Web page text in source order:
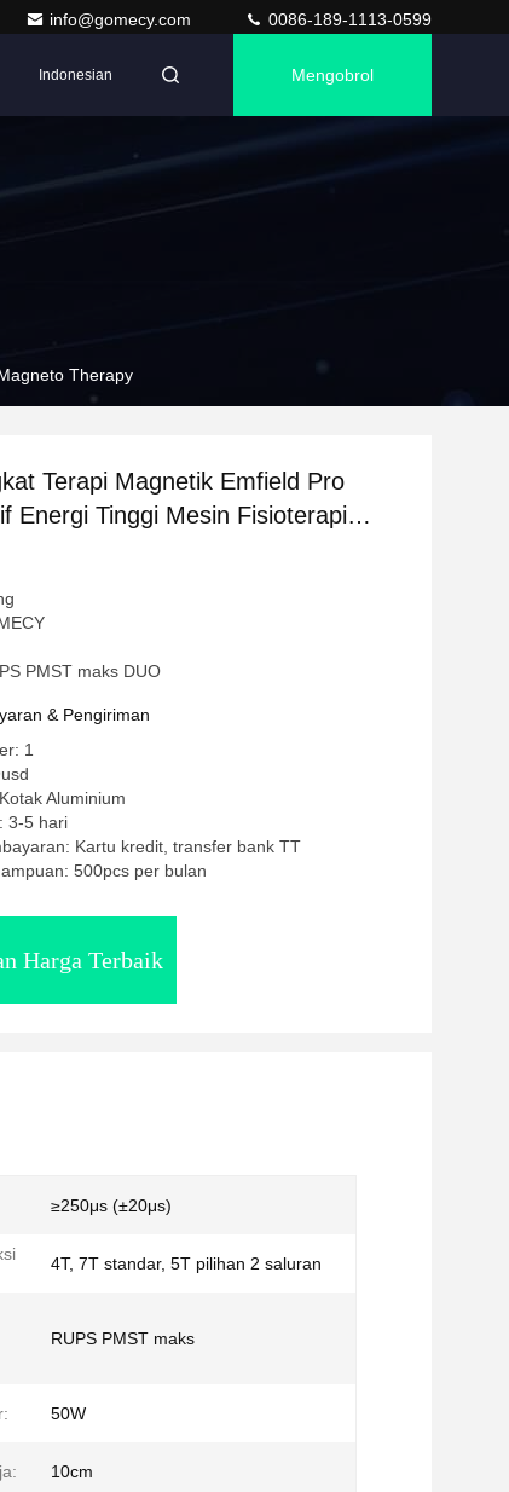
info@gomecy.com 0086-189-1113-0599
Indonesian Mengobrol
Therapy
Terapi Magnetik Emfield Pro
Energi Tinggi Mesin Fisioterapi
PMST maks DUO
& Pengiriman
1
Aluminium
3-5 hari
Kartu kredit, transfer bank TT
500pcs per bulan
Harga Terbaik
≥250μs (±20μs)
4T, 7T standar, 5T pilihan 2 saluran
RUPS PMST maks
50W
10cm